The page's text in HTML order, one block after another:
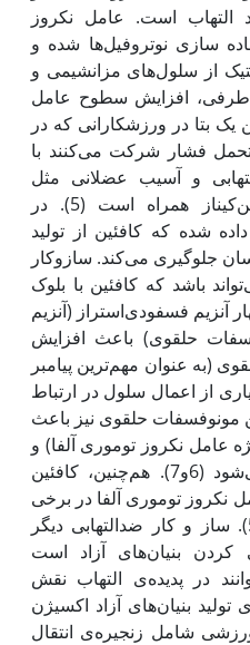
التهاب است. عامل ‌نکروز
سازی نوتروفیل‌ها شده و
از سلول‌های مزانشیمی و
می‌شود (6). از طرفی، افزایش سطوح عامل
‌یک ‌بتا در ورزشکارانی که در
تحمل فشار شرکت می‌کنند با
و آسیب عضلانی مثل
پروتئین‌ واکنش‌گرC- و کراتین‌کیناز همراه است (5). در
شده که کافئین از تولید
جلوگیری می‌کند. سازوکار
باشد که کافئین با بلوک
آنزیم فسفودی‌استراز (آنزیم
‌حلقوی) باعث افزایش
(به عنوان مهم‌ترین پیامبر
از اعمال سلول در ارتباط
حلقوی نیز باعث
عامل‌ نکروز‌ توموری ‌آلفا) و
هم‌چنین، یون سوپراکسید می‌شود (6و7). هم‌چنین، کافئین
‌نکروز‌ توموری ‌آلفا در برخی
از سلول‌های بدن می‌گردد (5). ساز و کار ضدالتهابی دیگر
کردن بنیان‌های آزاد است
در پدیده‌ی التهاب نقش
بنیان‌های آزاد اکسیژن
شامل زنجیره‌ی انتقال